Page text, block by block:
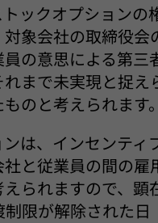
ックオプションの
象会社の取締役
の意思による第三
まで未実現と捉
のと考えられます。
は、インセンティ
と従業員の間の
られますので、
限が解除された